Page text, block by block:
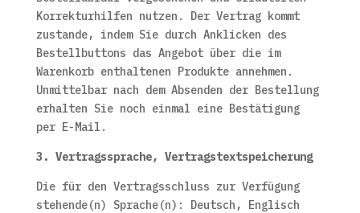
Korrekturhilfen nutzen. Der Vertrag kommt
zustande, indem Sie durch Anklicken des
Bestellbuttons das Angebot über die im
Warenkorb enthaltenen Produkte annehmen.
Unmittelbar nach dem Absenden der Bestellung
erhalten Sie noch einmal eine Bestätigung
per E-Mail.
3. Vertragssprache, Vertragstextspeicherung
Die für den Vertragsschluss zur Verfügung
stehende(n) Sprache(n): Deutsch, Englisch